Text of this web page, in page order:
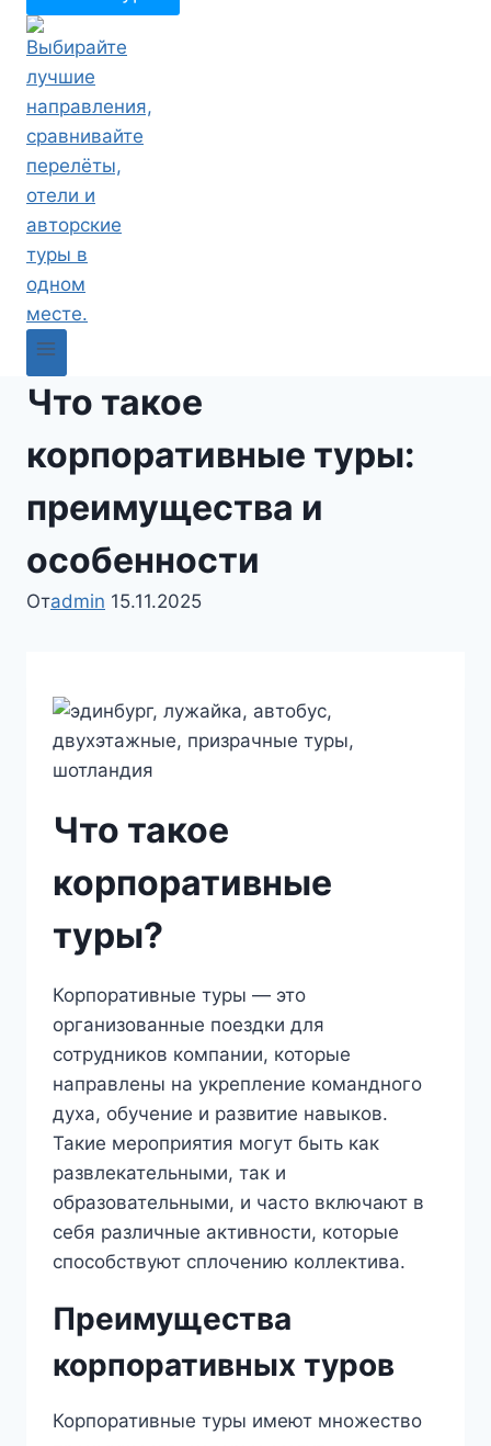
Что такое
корпоративные туры:
преимущества и
особенности
Отadmin 15.11.2025
Что такое
корпоративные
туры?
Корпоративные туры — это
организованные поездки для
сотрудников компании, которые
направлены на укрепление командного
духа, обучение и развитие навыков.
Такие мероприятия могут быть как
развлекательными, так и
образовательными, и часто включают в
себя различные активности, которые
способствуют сплочению коллектива.
Преимущества
корпоративных туров
Корпоративные туры имеют множество